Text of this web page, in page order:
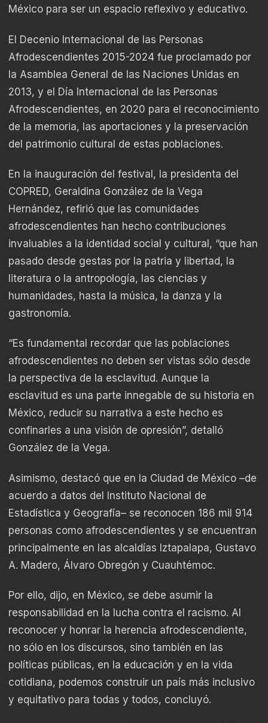
México para ser un espacio reflexivo y educativo.
El Decenio Internacional de las Personas
Afrodescendientes 2015-2024 fue proclamado por
la Asamblea General de las Naciones Unidas en
2013, y el Día Internacional de las Personas
Afrodescendientes, en 2020 para el reconocimiento
de la memoria, las aportaciones y la preservación
del patrimonio cultural de estas poblaciones.
En la inauguración del festival, la presidenta del
COPRED, Geraldina González de la Vega
Hernández, refirió que las comunidades
afrodescendientes han hecho contribuciones
invaluables a la identidad social y cultural, “que han
pasado desde gestas por la patria y libertad, la
literatura o la antropología, las ciencias y
humanidades, hasta la música, la danza y la
gastronomía.
“Es fundamental recordar que las poblaciones
afrodescendientes no deben ser vistas sólo desde
la perspectiva de la esclavitud. Aunque la
esclavitud es una parte innegable de su historia en
México, reducir su narrativa a este hecho es
confinarles a una visión de opresión”, detalló
González de la Vega.
Asimismo, destacó que en la Ciudad de México –de
acuerdo a datos del Instituto Nacional de
Estadística y Geografía– se reconocen 186 mil 914
personas como afrodescendientes y se encuentran
principalmente en las alcaldías Iztapalapa, Gustavo
A. Madero, Álvaro Obregón y Cuauhtémoc.
Por ello, dijo, en México, se debe asumir la
responsabilidad en la lucha contra el racismo. Al
reconocer y honrar la herencia afrodescendiente,
no sólo en los discursos, sino también en las
políticas públicas, en la educación y en la vida
cotidiana, podemos construir un país más inclusivo
y equitativo para todas y todos, concluyó.